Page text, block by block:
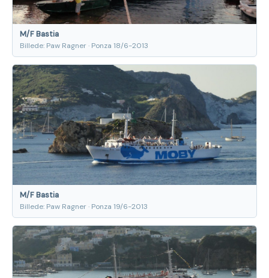
M/F Bastia
Billede: Paw Ragner · Ponza 18/6-2013
M/F Bastia
Billede: Paw Ragner · Ponza 19/6-2013